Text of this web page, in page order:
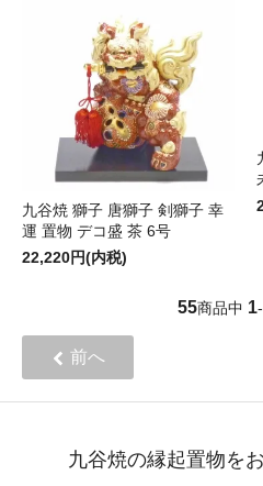
九谷焼 獅子 唐獅子 剣獅子 幸
運 置物 デコ盛 茶 6号
22,220円(内税)
55商品中 1-
前へ
九谷焼の縁起置物を